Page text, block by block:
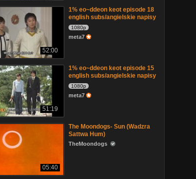
52:00
1% eo~ddeon keot episode 18
english subs/angielskie napisy
1080p
meta7
51:19
1% eo~ddeon keot episode 15
english subs/angielskie napisy
1080p
meta7
05:40
The Moondogs- Sun (Wadzra
Sattwa Hum)
TheMoondogs